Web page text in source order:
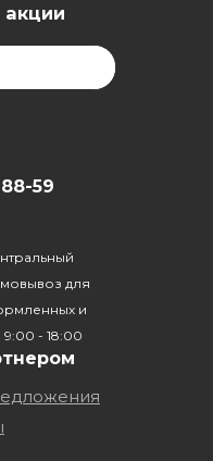
акции
59
для
и
- 18:00